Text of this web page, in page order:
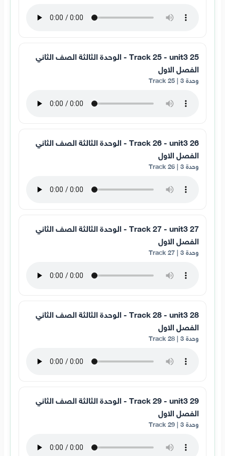
25 Track 25 - unit3 - الوحدة الثالثة الصف الثاني
الفصل الاول
وحدة 3 | Track 25
26 Track 26 - unit3 - الوحدة الثالثة الصف الثاني
الفصل الاول
وحدة 3 | Track 26
27 Track 27 - unit3 - الوحدة الثالثة الصف الثاني
الفصل الاول
وحدة 3 | Track 27
28 Track 28 - unit3 - الوحدة الثالثة الصف الثاني
الفصل الاول
وحدة 3 | Track 28
29 Track 29 - unit3 - الوحدة الثالثة الصف الثاني
الفصل الاول
وحدة 3 | Track 29